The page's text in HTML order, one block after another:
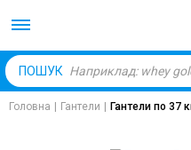
ПОШУК
Головна Гантели Гантели по 37